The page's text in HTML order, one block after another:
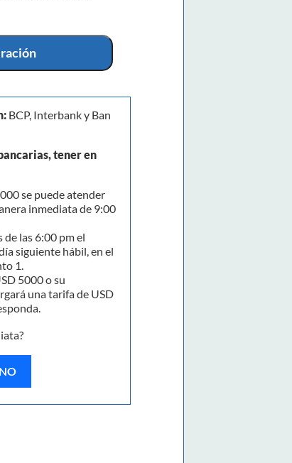
BCP, Interbank y Ban
tener en
se puede atender
inmediata de 9:00
de las 6:00 pm el
siguiente hábil, en el
1.
5000 o su
una tarifa de USD
NO